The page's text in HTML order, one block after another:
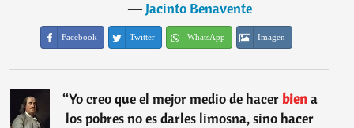
―Jacinto Benavente
Facebook Twitter WhatsApp Imagen
“Yo creo que el mejor medio de hacerbiena
los pobres no es darles limosna, sino hacer